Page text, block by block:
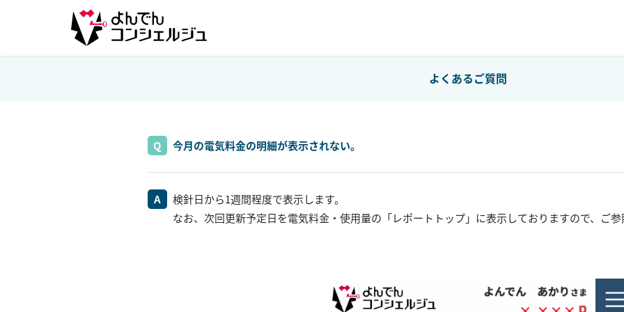
よくあるご質問
今月の電気料金の明細が表示されない。
検針日から1週間程度で表示します。
なお、次回更新予定日を電気料金・使用量の「レポートトップ」に表示しておりますので、ご参